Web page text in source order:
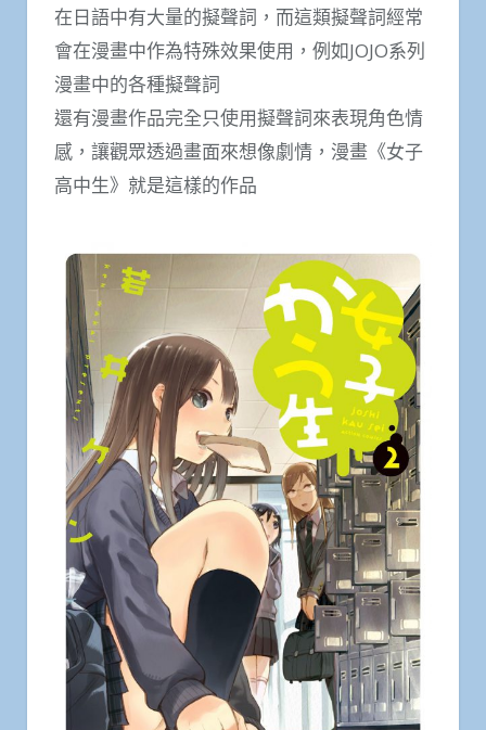
在日語中有大量的擬聲詞，而這類擬聲詞經常
會在漫畫中作為特殊效果使用，例如JOJO系列
漫畫中的各種擬聲詞
還有漫畫作品完全只使用擬聲詞來表現角色情
感，讓觀眾透過畫面來想像劇情，漫畫《女子
高中生》就是這樣的作品